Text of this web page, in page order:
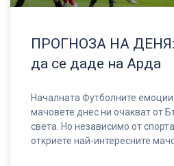
ПРОГНОЗА НА
да се даде на Арда
Началната Футболните емоции
мачовете днес ни очакват от
света. Но независимо от
откриете най-интересните